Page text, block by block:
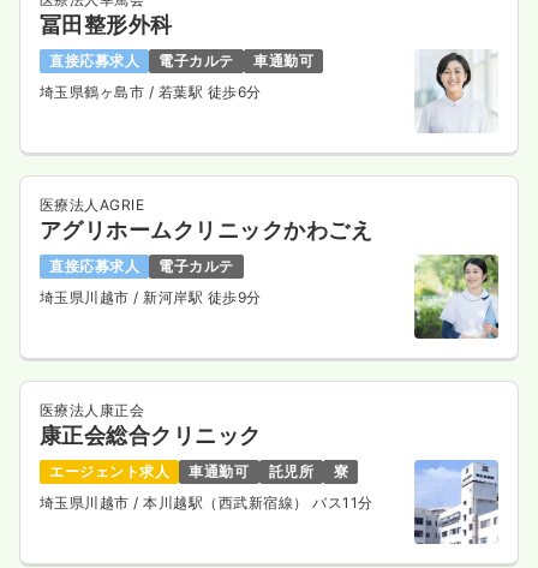
冨田整形外科
直接応募求人 電子カルテ
車通勤可
埼玉県鶴ヶ島市 / 若葉駅 徒歩6分
医療法人AGRIE
アグリホームクリニックかわごえ
直接応募求人
電子カルテ
埼玉県川越市/ 新河岸駅 徒歩9分
医療法人康正会
康正会総合クリニック
エージェント求人 車通勤可 託児所
寮
埼玉県川越市/ 本川越駅（西武新宿線） バス11分